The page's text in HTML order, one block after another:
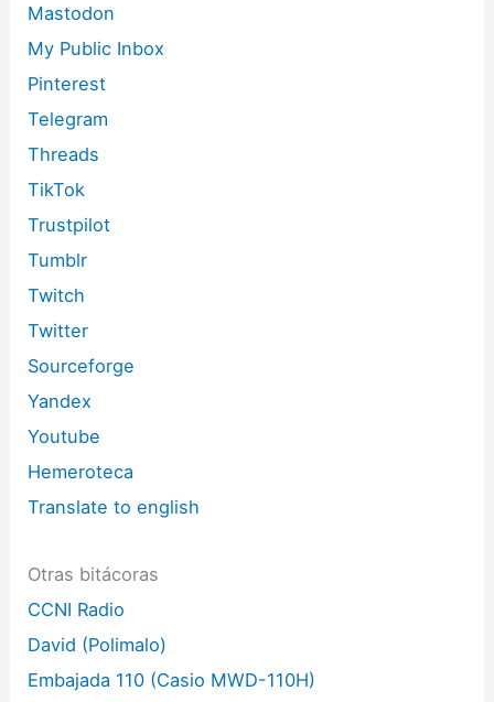
Mastodon
My Public Inbox
Pinterest
Telegram
Threads
TikTok
Trustpilot
Tumblr
Twitch
Twitter
Sourceforge
Yandex
Youtube
Hemeroteca
Translate to english
Otras bitácoras
CCNI Radio
David (Polimalo)
Embajada 110 (Casio MWD-110H)